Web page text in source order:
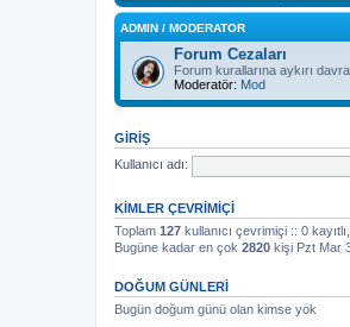
ADMIN / MODERATOR
Forum Cezaları
Forum kurallarına aykırı
Moderatör: Mod
GIRIŞ
Kullanıcı adı:
KIMLER ÇEVRIMIÇI
Toplam 127 kullanıcı çevrimiçi :: 0
Bugüne kadar en çok 2820 kişi Pzt Mar
DOĞUM GÜNLERI
Bugün doğum günü olan kimse yok